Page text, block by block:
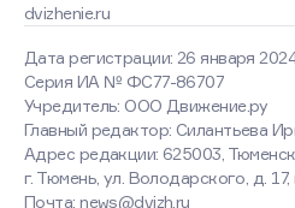
Дата регистрации: 26 января 2024
Серия ИА № ФС77-86707
Учредитель: ООО Движение.ру
Главный редактор: Силантьева
Адрес редакции: 625003,
г. Тюмень, ул. Володарского, д. 17,
Почта: news@dvizh.ru
dvizhenie.ru